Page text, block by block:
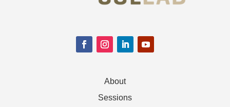
About
Sessions